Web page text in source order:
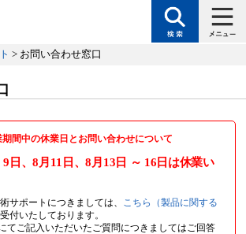
> お問い合わせ窓口
期間中の休業日とお問い合わせについて
9日 、8月11日 、8月13日 ～ 16日 は休業い
サポートにつきましては、
こちら（製品に関する
付いたしております。
てご記入いただいたご質問につきましてはご回答